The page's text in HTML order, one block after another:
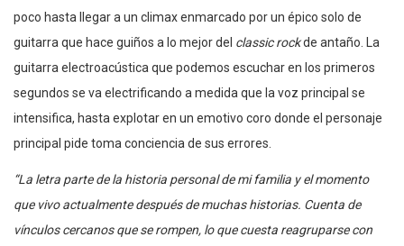
poco hasta llegar a un climax enmarcado por un épico solo de
guitarra que hace guiños a lo mejor del classic rockde antaño. La
guitarra electroacústica que podemos escuchar en los primeros
segundos se va electrificando a medida que la voz principal se
intensifica, hasta explotar en un emotivo coro donde el personaje
principal pide toma conciencia de sus errores.
“La letra parte de la historia personal de mi familia y el momento
que vivo actualmente después de muchas historias. Cuenta de
vínculos cercanos que se rompen, lo que cuesta reagruparse con